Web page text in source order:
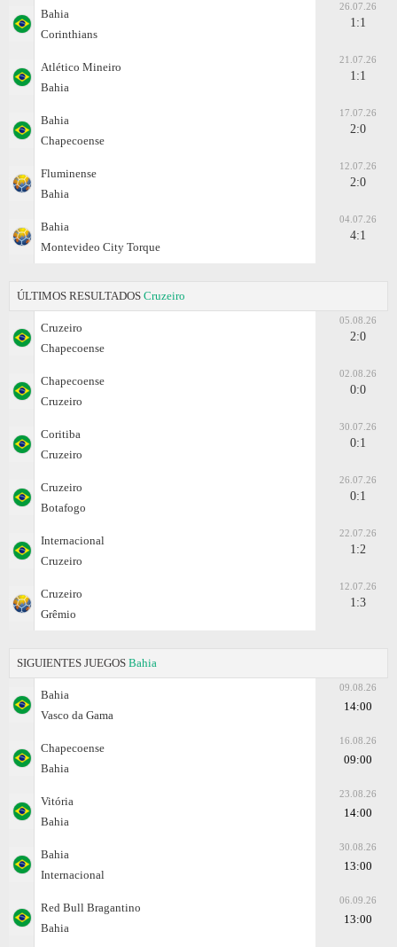
Bahia
Corinthians
26.07.26
1:1
Atlético Mineiro
Bahia
21.07.26
1:1
Bahia
Chapecoense
17.07.26
2:0
Fluminense
Bahia
12.07.26
2:0
Bahia
Montevideo City Torque
04.07.26
4:1
ÚLTIMOS RESULTADOS Cruzeiro
Cruzeiro
Chapecoense
05.08.26
2:0
Chapecoense
Cruzeiro
02.08.26
0:0
Coritiba
Cruzeiro
30.07.26
0:1
Cruzeiro
Botafogo
26.07.26
0:1
Internacional
Cruzeiro
22.07.26
1:2
Cruzeiro
Grêmio
12.07.26
1:3
SIGUIENTES JUEGOS Bahia
Bahia
Vasco da Gama
09.08.26
14:00
Chapecoense
Bahia
16.08.26
09:00
Vitória
Bahia
23.08.26
14:00
Bahia
Internacional
30.08.26
13:00
Red Bull Bragantino
Bahia
06.09.26
13:00